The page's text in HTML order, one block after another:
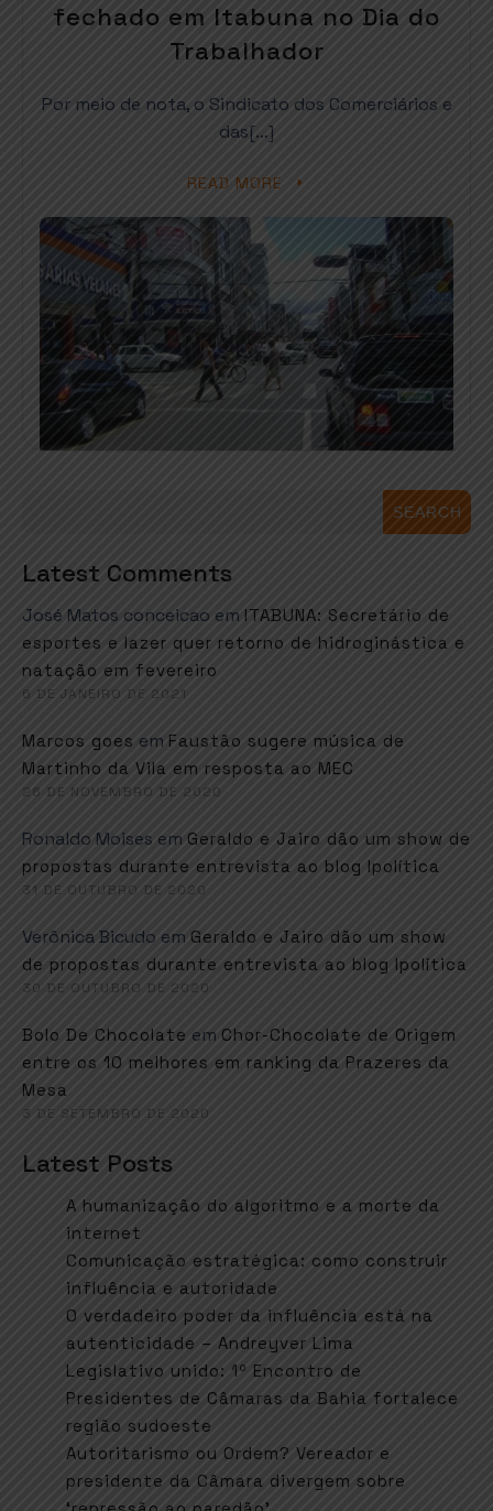
fechado em Itabuna no Dia do
Trabalhador
Por meio de nota, o Sindicato dos Comerciários e
das[…]
READ MORE
SEARCH
Latest Comments
José Matos conceicao em ITABUNA: Secretário de
esportes e lazer quer retorno de hidroginástica e
natação em fevereiro
6 DE JANEIRO DE 2021
Marcos goes em Faustão sugere música de
Martinho da Vila em resposta ao MEC
26 DE NOVEMBRO DE 2020
Ronaldo Moises em Geraldo e Jairo dão um show de
propostas durante entrevista ao blog Ipolítica
31 DE OUTUBRO DE 2020
Verônica Bicudo em Geraldo e Jairo dão um show
de propostas durante entrevista ao blog Ipolítica
30 DE OUTUBRO DE 2020
Bolo De Chocolate em Chor-Chocolate de Origem
entre os 10 melhores em ranking da Prazeres da
Mesa
3 DE SETEMBRO DE 2020
Latest Posts
A humanização do algoritmo e a morte da
internet
Comunicação estratégica: como construir
influência e autoridade
O verdadeiro poder da influência está na
autenticidade – Andreyver Lima
Legislativo unido: 1º Encontro de
Presidentes de Câmaras da Bahia fortalece
região sudoeste
Autoritarismo ou Ordem? Vereador e
presidente da Câmara divergem sobre